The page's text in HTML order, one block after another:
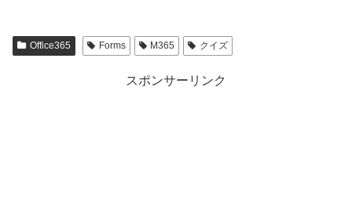
Office365 Forms M365 クイズ
スポンサーリンク